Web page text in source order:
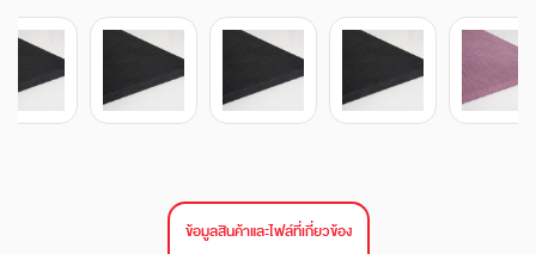
ข้อมูลสินค้าและไฟล์ที่เกี่ยวข้อง